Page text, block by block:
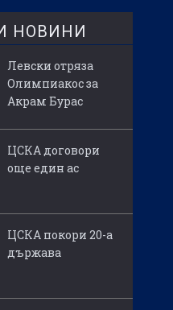
НОВИНИ
Левски отряза
Олимпиакос за
Акрам Бурас
ЦСКА договори
още един ас
ЦСКА покори 20-а
държава